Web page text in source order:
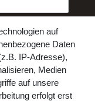
sich um ein Pflichtfeld.
auf
Daten
IP-Adresse),
Medien
auf unsere
erfolgt erst